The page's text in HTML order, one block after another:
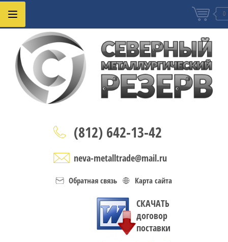
0
(812) 642-13-42
neva-metalltrade@mail.ru
Обратная связь Карта сайта
СКАЧАТЬ
договор
поставки